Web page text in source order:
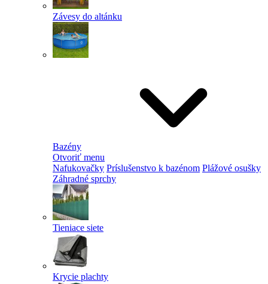
Závesy do altánku
Bazény
Otvoriť menu
Nafukovačky Príslušenstvo k bazénom Plážové osušky
Záhradné sprchy
Tieniace siete
Krycie plachty